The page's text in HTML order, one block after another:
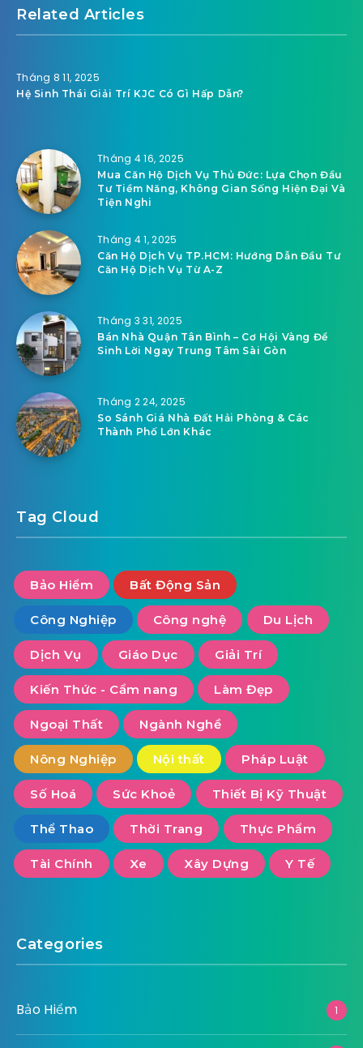
Related Articles
Tháng 8 11, 2025
Hệ Sinh Thái Giải Trí KJC Có Gì Hấp Dẫn?
Tháng 4 16, 2025
Mua Căn Hộ Dịch Vụ Thủ Đức: Lựa Chọn Đầu
Tư Tiềm Năng, Không Gian Sống Hiện Đại Và
Tiện Nghi
Tháng 4 1, 2025
Căn Hộ Dịch Vụ TP.HCM: Hướng Dẫn Đầu Tư
Căn Hộ Dịch Vụ Từ A-Z
Tháng 3 31, 2025
Bán Nhà Quận Tân Bình – Cơ Hội Vàng Để
Sinh Lời Ngay Trung Tâm Sài Gòn
Tháng 2 24, 2025
So Sánh Giá Nhà Đất Hải Phòng & Các
Thành Phố Lớn Khác
Tag Cloud
Bảo Hiểm Bất Động Sản
Công Nghiệp Công nghệ Du Lịch
Dịch Vụ Giáo Dục Giải Trí
Kiến Thức - Cẩm nang Làm Đẹp
Ngoại Thất Ngành Nghề
Nông Nghiệp Nội thất Pháp Luật
Số Hoá Sức Khoẻ Thiết Bị Kỹ Thuật
Thể Thao Thời Trang Thực Phẩm
Tài Chính Xe Xây Dựng Y Tế
Categories
Bảo Hiểm 1